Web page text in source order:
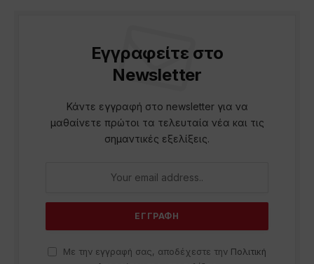
Εγγραφείτε στο
Newsletter
Κάντε εγγραφή στο newsletter για να
μαθαίνετε πρώτοι τα τελευταία νέα και τις
σημαντικές εξελίξεις.
Με την εγγραφή σας, αποδέχεστε την Πολιτική